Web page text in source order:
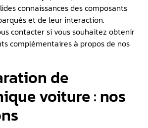
connaissances des composants
et de leur interaction.
contacter si vous souhaitez obtenir
complémentaires à propos de nos
de
voiture : nos